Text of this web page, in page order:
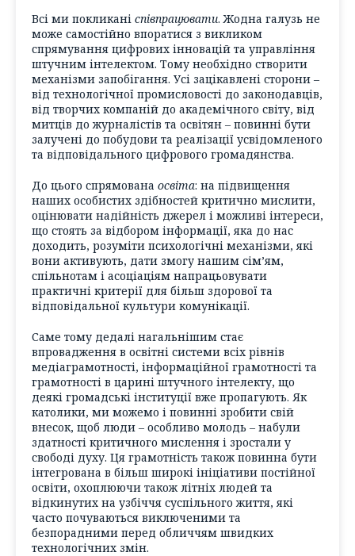
Всі ми покликані співпрацювати. Жодна галузь не
може самостійно впоратися з викликом
спрямування цифрових інновацій та управління
штучним інтелектом. Тому необхідно створити
механізми запобігання. Усі зацікавлені сторони –
від технологічної промисловості до законодавців,
від творчих компаній до академічного світу, від
митців до журналістів та освітян – повинні бути
залучені до побудови та реалізації усвідомленого
та відповідального цифрового громадянства.
До цього спрямована освіта: на підвищення
наших особистих здібностей критично мислити,
оцінювати надійність джерел і можливі інтереси,
що стоять за відбором інформації, яка до нас
доходить, розуміти психологічні механізми, які
вони активують, дати змогу нашим сім’ям,
спільнотам і асоціаціям напрацьовувати
практичні критерії для більш здорової та
відповідальної культури комунікації.
Саме тому дедалі нагальнішим стає
впровадження в освітні системи всіх рівнів
медіаграмотності, інформаційної грамотності та
грамотності в царині штучного інтелекту, що
деякі громадські інституції вже пропагують. Як
католики, ми можемо і повинні зробити свій
внесок, щоб люди – особливо молодь – набули
здатності критичного мислення і зростали у
свободі духу. Ця грамотність також повинна бути
інтегрована в більш широкі ініціативи постійної
освіти, охоплюючи також літніх людей та
відкинутих на узбіччя суспільного життя, які
часто почуваються виключеними та
безпорадними перед обличчям швидких
технологічних змін.